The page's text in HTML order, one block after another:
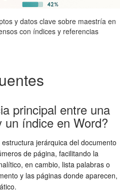
y datos clave sobre maestría en
con índices y referencias
principal entre una
índice en Word?
jerárquica del documento
de página, facilitando la
en cambio, lista palabras o
y las páginas donde aparecen,